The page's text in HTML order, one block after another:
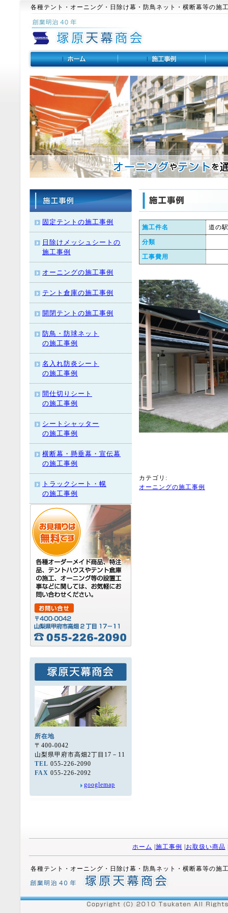
各種テント・オーニング・日除け幕・防鳥ネット・横断幕等の施
固定テントの施工事例
日除けメッシュシートの
施工事例
オーニングの施工事例
テント倉庫の施工事例
開閉テントの施工事例
防鳥・防球ネット
の施工事例
名入れ防炎シート
の施工事例
間仕切りシート
の施工事例
シートシャッター
の施工事例
横断幕・懸垂幕・宣伝幕
の施工事例
トラックシート・幌
の施工事例
所在地
〒400-0042
山梨県甲府市高畑2丁目17－11
TEL 055-226-2090
FAX 055-226-2092
googlemap
施工件名 道の
分類
工事費用
カテゴリ :
オーニングの施工事例
ホーム 施工事例 お取扱い商品
各種テント・オーニング・日除け幕・防鳥ネット・横断幕等の施